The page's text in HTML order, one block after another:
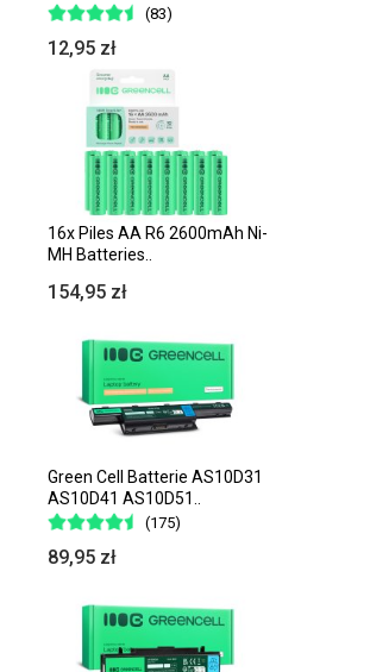
(83)
12,95 zł
16x Piles AA R6 2600mAh Ni-
MH Batteries..
154,95 zł
Green Cell Batterie AS10D31
AS10D41 AS10D51..
(175)
89,95 zł